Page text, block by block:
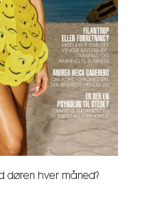
døren hver måned?